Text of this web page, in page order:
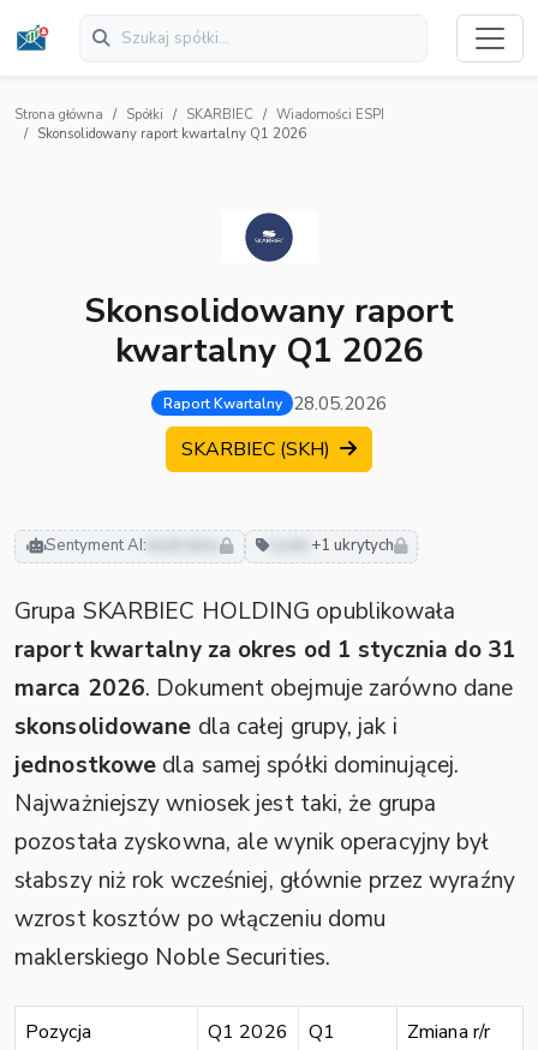
Strona główna Spółki SKARBIEC
Wiadomości ESPI
Skonsolidowany raport kwartalny Q1 2026
Skonsolidowany raport
kwartalny Q1 2026
Raport Kwartalny 28.05.2026
SKARBIEC (SKH)
Sentyment AI: neutralny +1 ukrytych
Grupa SKARBIEC HOLDING opublikowała
raport kwartalny za okres od 1 stycznia do 31
marca 2026. Dokument obejmuje zarówno dane
skonsolidowane dla całej grupy, jak i
jednostkowe dla samej spółki dominującej.
Najważniejszy wniosek jest taki, że grupa
pozostała zyskowna, ale wynik operacyjny był
słabszy niż rok wcześniej, głównie przez wyraźny
wzrost kosztów po włączeniu domu
maklerskiego Noble Securities.
Pozycja Q1 2026
Q1
Zmiana r/r